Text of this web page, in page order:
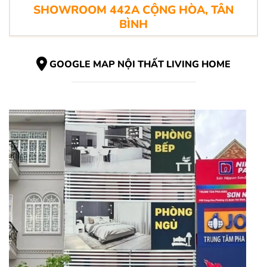
SHOWROOM 442A CỘNG HÒA, TÂN
BÌNH
GOOGLE MAP NỘI THẤT LIVING HOME